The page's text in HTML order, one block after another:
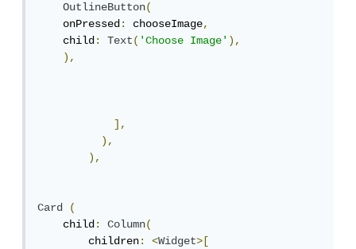
OutlineButton(
    onPressed
: chooseImage,
    child
: Text('Choose Image'),
),
],
),
),
Card
(
    child
: Column(
        children
: <Widget>[